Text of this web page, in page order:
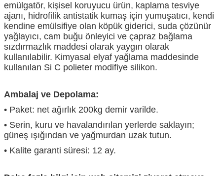
emülgatör, kişisel koruyucu ürün, kaplama tesviye
ajanı, hidrofilik antistatik kumaş için yumuşatıcı, kendi
kendine emülsifiye olan köpük giderici, suda çözünür
yağlayıcı, cam buğu önleyici ve çapraz bağlama
sızdırmazlık maddesi olarak yaygın olarak
kullanılabilir. Kimyasal elyaf yağlama maddesinde
kullanılan Si C polieter modifiye silikon.
Ambalaj ve Depolama:
• Paket: net ağırlık 200kg demir varilde.
• Serin, kuru ve havalandırılan yerlerde saklayın;
güneş ışığından ve yağmurdan uzak tutun.
• Kalite garanti süresi: 12 ay.